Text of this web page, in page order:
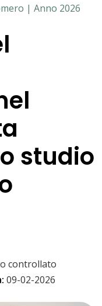
| Anno 2026
studio
controllato
09-02-2026